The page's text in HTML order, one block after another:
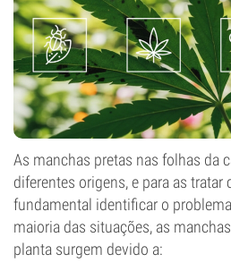
As manchas pretas nas folhas da
diferentes origens, e para as tratar
fundamental identificar o
maioria das situações, as
planta surgem devido a: